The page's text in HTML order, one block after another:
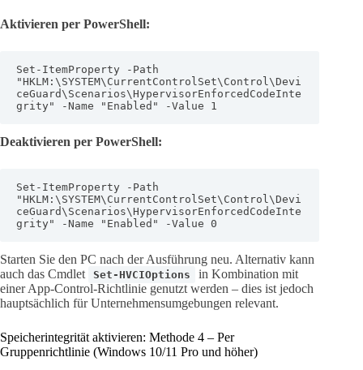
Aktivieren per PowerShell:
Set-ItemProperty -Path
"HKLM:\SYSTEM\CurrentControlSet\Control\Devi
ceGuard\Scenarios\HypervisorEnforcedCodeInte
grity" -Name "Enabled" -Value 1
Deaktivieren per PowerShell:
Set-ItemProperty -Path
"HKLM:\SYSTEM\CurrentControlSet\Control\Devi
ceGuard\Scenarios\HypervisorEnforcedCodeInte
grity" -Name "Enabled" -Value 0
Starten Sie den PC nach der Ausführung neu. Alternativ kann
auch das Cmdlet
Set-HVCIOptions
in Kombination mit
einer App-Control-Richtlinie genutzt werden – dies ist jedoch
hauptsächlich für Unternehmensumgebungen relevant.
Speicherintegrität aktivieren: Methode 4 – Per
Gruppenrichtlinie (Windows 10/11 Pro und höher)